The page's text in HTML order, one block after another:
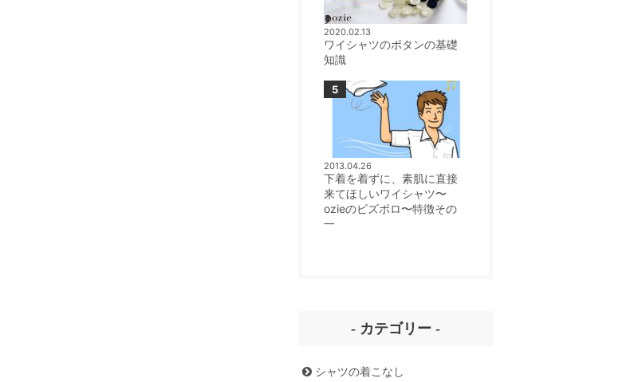
2020.02.13
ワイシャツのボタンの基礎
知識
2013.04.26
下着を着ずに、素肌に直接
来てほしいワイシャツ〜
ozieのビズポロ〜特徴その
一
- カテゴリー -
シャツの着こなし